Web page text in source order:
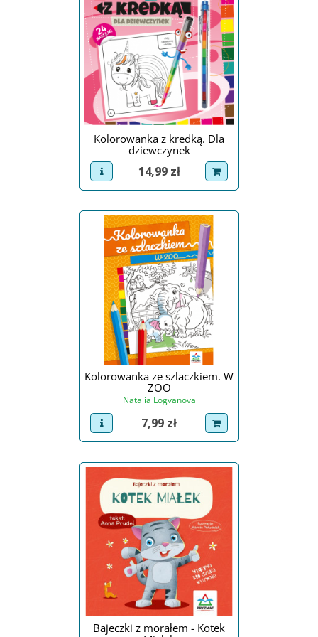
Kolorowanka z kredką. Dla
dziewczynek
view product
Cena
14,99 zł dodaj do koszyka
Kolorowanka ze szlaczkiem. W
ZOO
Natalia Logvanova
view product
Cena
7,99 zł dodaj do koszyka
Bajeczki z morałem - Kotek